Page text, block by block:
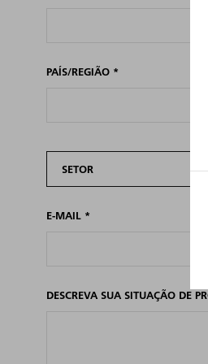
PAÍS/REGIÃO *
SETOR
E-MAIL *
DESCREVA SUA SITUAÇÃO DE